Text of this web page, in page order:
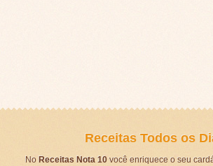
Receitas Todos os
No Receitas Nota 10você enriquece o seu